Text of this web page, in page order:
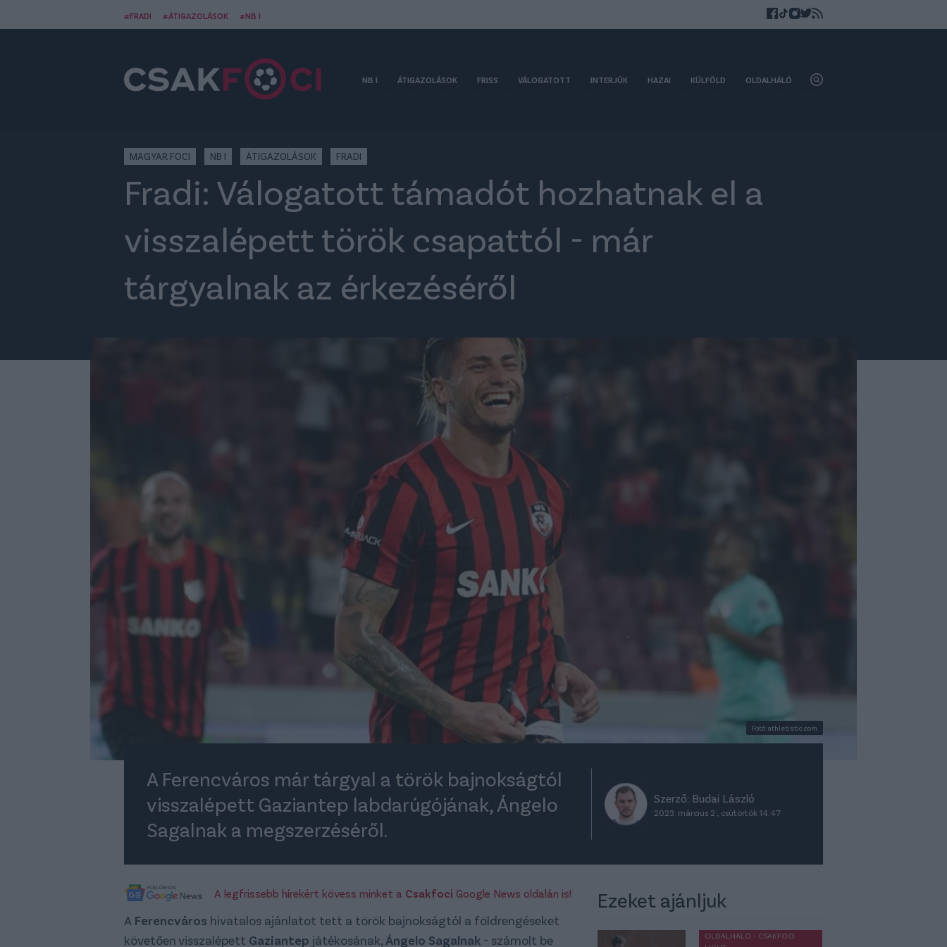
#FRADI #ÁTIGAZOLÁSOK #NB I
NB I ÁTIGAZOLÁSOK FRISS VÁLOGATOTT INTERJÚK HAZAI KÜLFÖLD OLDALHÁLÓ
MAGYAR FOCI NB I ÁTIGAZOLÁSOK FRADI
Fradi: Válogatott támadót hozhatnak el a
visszalépett török csapattól - már
tárgyalnak az érkezéséről
Fotó: athletistic.com
A Ferencváros már tárgyal a török bajnokságtól
visszalépett Gaziantep labdarúgójának, Ángelo
Sagalnak a megszerzéséről.
Szerző: Budai László
2023. március 2., csütörtök 14:47
A legfrissebb hírekért kövess minket a Csakfoci Google News oldalán is!
A Ferencváros hivatalos ajánlatot tett a török bajnokságtól a földrengéseket
követően visszalépett Gaziantep játékosának, Ángelo Sagalnak - számolt be
Ezeket ajánljuk
OLDALHÁLÓ - CSAKFOCI